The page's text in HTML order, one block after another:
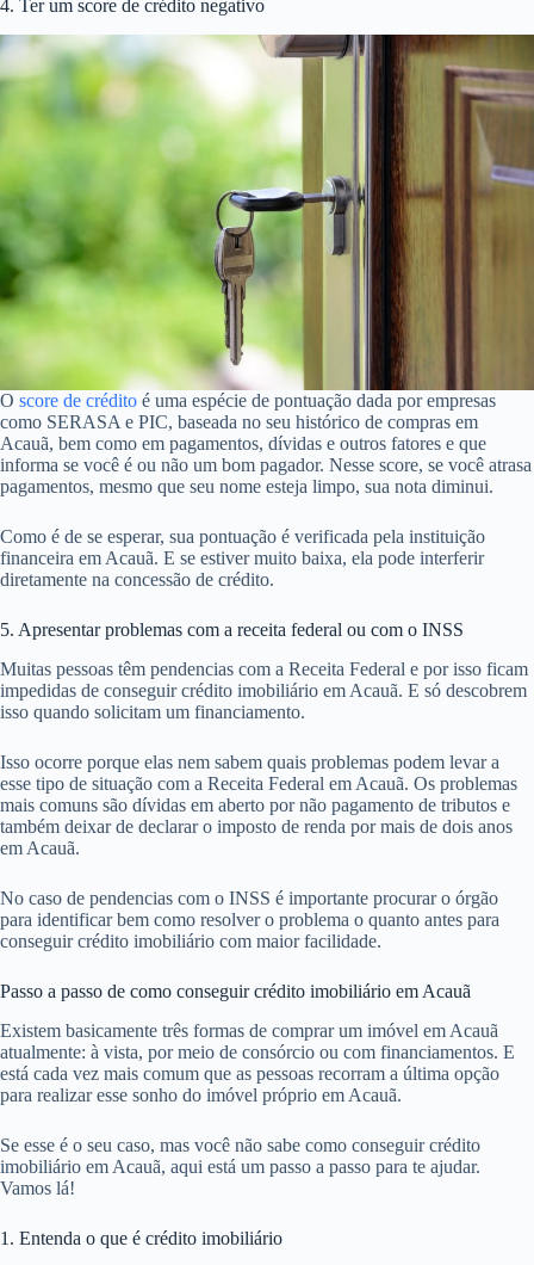
4. Ter um score de crédito negativo
O score de crédito é uma espécie de pontuação dada por empresas
como SERASA e PIC, baseada no seu histórico de compras em
Acauã, bem como em pagamentos, dívidas e outros fatores e que
informa se você é ou não um bom pagador. Nesse score, se você atrasa
pagamentos, mesmo que seu nome esteja limpo, sua nota diminui.
Como é de se esperar, sua pontuação é verificada pela instituição
financeira em Acauã. E se estiver muito baixa, ela pode interferir
diretamente na concessão de crédito.
5. Apresentar problemas com a receita federal ou com o INSS
Muitas pessoas têm pendencias com a Receita Federal e por isso ficam
impedidas de conseguir crédito imobiliário em Acauã. E só descobrem
isso quando solicitam um financiamento.
Isso ocorre porque elas nem sabem quais problemas podem levar a
esse tipo de situação com a Receita Federal em Acauã. Os problemas
mais comuns são dívidas em aberto por não pagamento de tributos e
também deixar de declarar o imposto de renda por mais de dois anos
em Acauã.
No caso de pendencias com o INSS é importante procurar o órgão
para identificar bem como resolver o problema o quanto antes para
conseguir crédito imobiliário com maior facilidade.
Passo a passo de como conseguir crédito imobiliário em Acauã
Existem basicamente três formas de comprar um imóvel em Acauã
atualmente: à vista, por meio de consórcio ou com financiamentos. E
está cada vez mais comum que as pessoas recorram a última opção
para realizar esse sonho do imóvel próprio em Acauã.
Se esse é o seu caso, mas você não sabe como conseguir crédito
imobiliário em Acauã, aqui está um passo a passo para te ajudar.
Vamos lá!
1. Entenda o que é crédito imobiliário